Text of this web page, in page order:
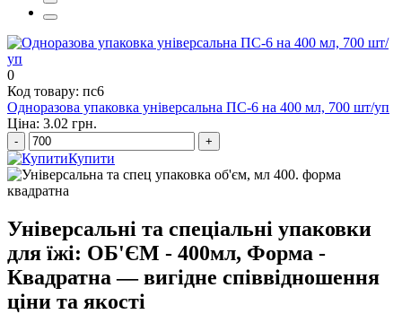
купити пакети оптом
0
Код товару: пс6
Одноразова упаковка універсальна ПС-6 на 400 мл, 700 шт/уп
Ціна: 3.02 грн.
- +
Купити
Універсальні та спеціальні упаковки
для їжі: ОБ'ЄМ - 400мл, Форма -
Квадратна — вигідне співвідношення
ціни та якості